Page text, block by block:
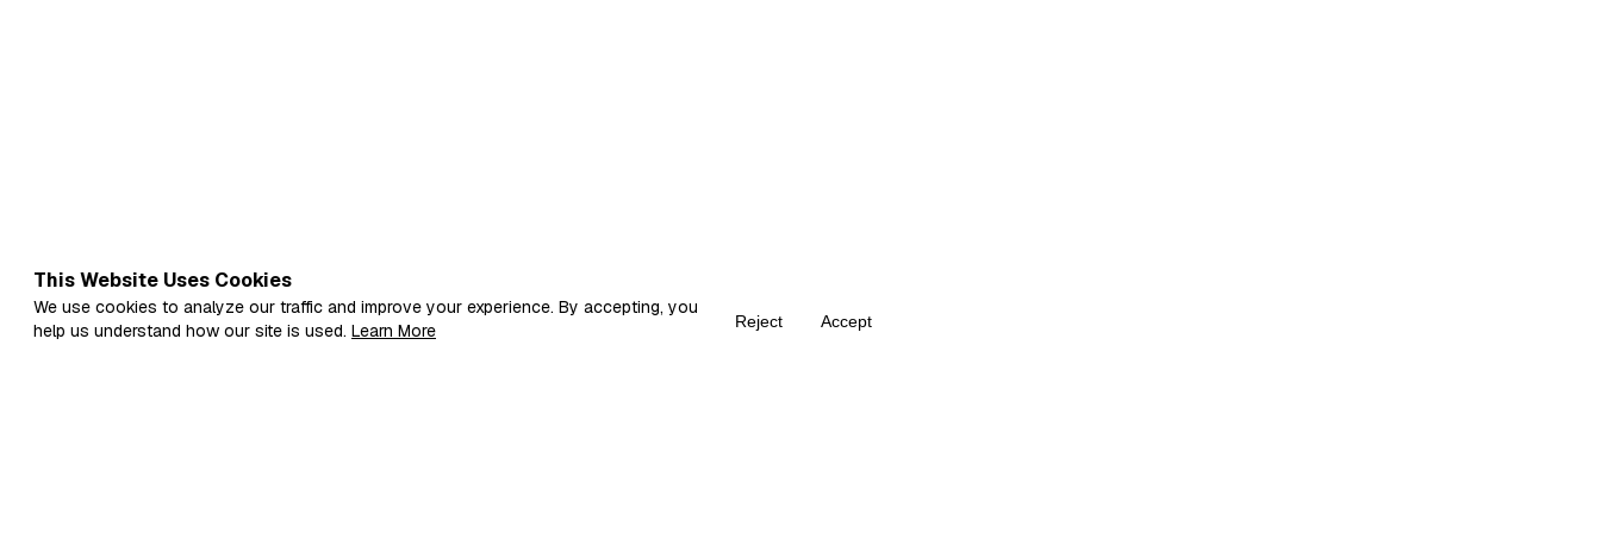
This Website Uses Cookies
We use cookies to analyze our traffic and improve your experience. By accepting, you
help us understand how our site is used. Learn More Reject Accept